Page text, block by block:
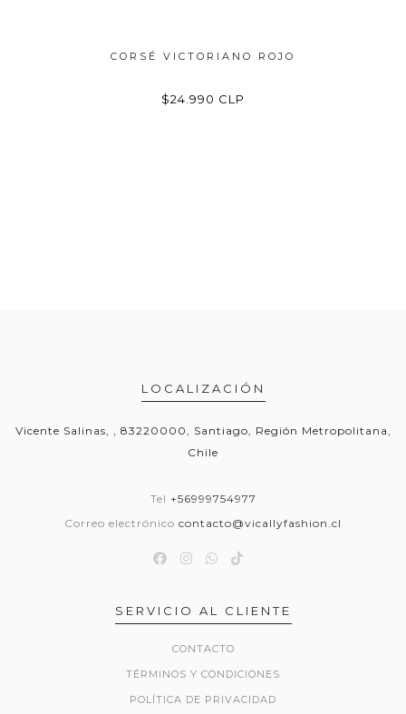
CORSÉ VICTORIANO ROJO
$24.990 CLP
LOCALIZACIÓN
Vicente Salinas, , 83220000, Santiago, Región Metropolitana,
Chile
Tel +56999754977
Correo electrónico contacto@vicallyfashion.cl
SERVICIO AL CLIENTE
CONTACTO
TÉRMINOS Y CONDICIONES
POLÍTICA DE PRIVACIDAD